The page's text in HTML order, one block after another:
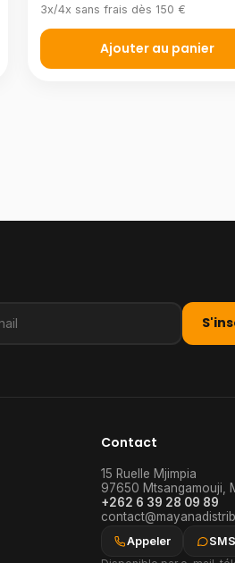
3x/4x sans frais dès 150 €
Ajouter au panier
Contact
15 Ruelle Mjimpia
97650 Mtsangamouji,
+262 6 39 28 09 89
Appeler
SMS